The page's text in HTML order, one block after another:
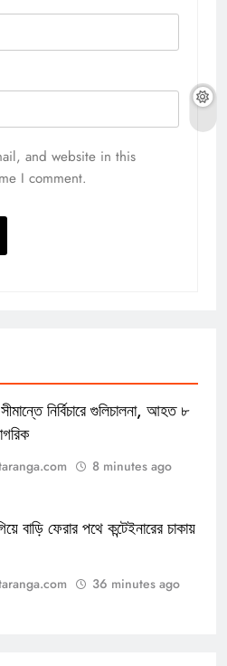
and website in this
I comment.
নির্বিচারে গুলিচালনা, আহত ৮
8 minutes ago
বাড়ি ফেরার পথে কন্টেইনারের চাকায়
36 minutes ago